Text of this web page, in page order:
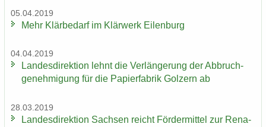
05.04.2019
Mehr Klär­be­darf im Klär­werk Ei­len­burg
04.04.2019
Lan­des­di­rek­ti­on lehnt die Ver­län­ge­rung der Ab­bruch­
ge­neh­mi­gung für die Pa­pier­fa­brik Golz­ern ab
28.03.2019
Lan­des­di­rek­ti­on Sach­sen reicht För­der­mit­tel zur Re­na­